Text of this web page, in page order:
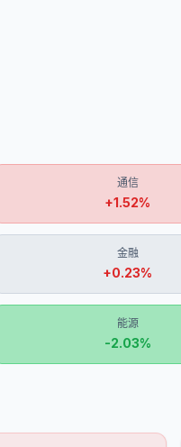
通信
+1.52%
金融
+0.23%
能源
-2.03%